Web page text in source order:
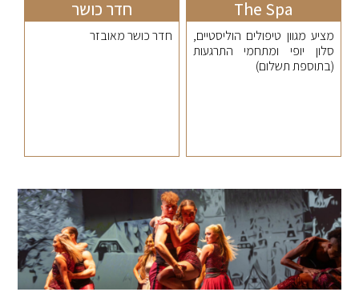
The Spa
מציע מגוון טיפולים הוליסטיים,
סלון יופי ומתחמי התרגעות
(בתוספת תשלום)
חדר כושר
חדר כושר מאובזר